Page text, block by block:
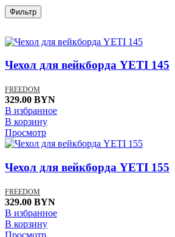
Фильтр
Чехол для вейкборда YETI 145
FREEDOM
329.00 BYN
В избранное
В корзину
Просмотр
Чехол для вейкборда YETI 155
FREEDOM
329.00 BYN
В избранное
В корзину
Просмотр